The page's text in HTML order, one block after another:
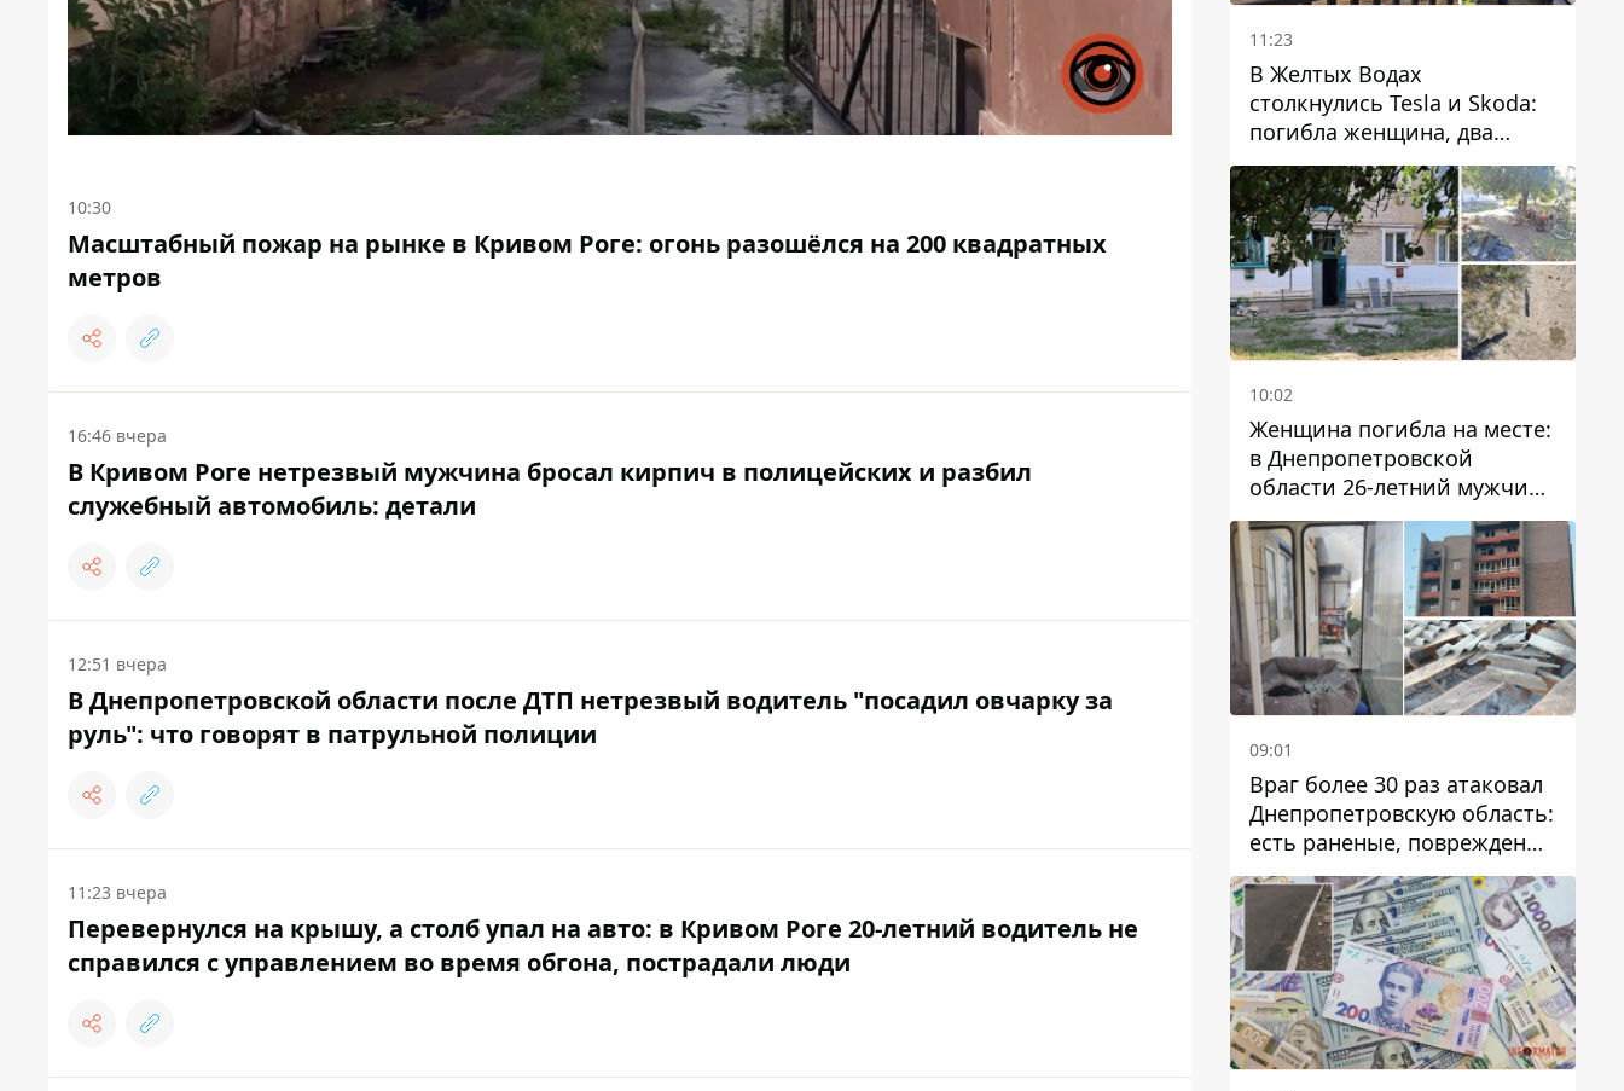
10:30
Масштабный пожар на рынке в Кривом Роге: огонь разошёлся на 200 квадратных
метров
16:46 вчера
В Кривом Роге нетрезвый мужчина бросал кирпич в полицейских и разбил
служебный автомобиль: детали
12:51 вчера
В Днепропетровской области после ДТП нетрезвый водитель "посадил овчарку за
руль": что говорят в патрульной полиции
11:23 вчера
Перевернулся на крышу, а столб упал на авто: в Кривом Роге 20-летний водитель не
справился с управлением во время обгона, пострадали люди
11:23
В Желтых Водах
столкнулись Tesla и Skoda:
погибла женщина, два
человека пострадали
10:02
Женщина погибла на месте:
в Днепропетровской
области 26-летний мужчина
избил трех человек
металлическим предметом
09:01
Враг более 30 раз атаковал
Днепропетровскую область:
есть раненые, повреждены
лицей, дома и предприятия